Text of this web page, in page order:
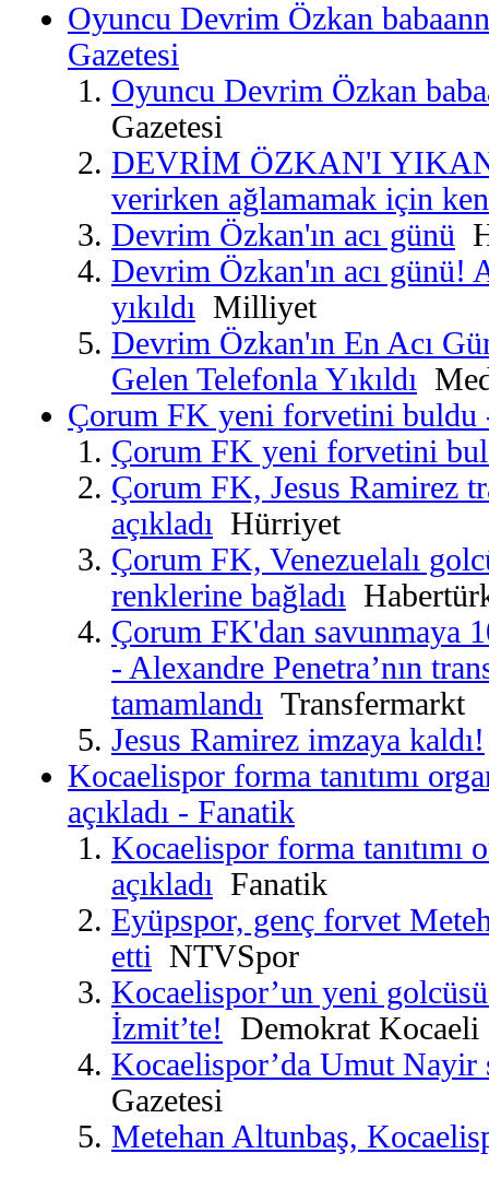
Oyuncu Devrim Özkan
Gazetesi
Oyuncu Devrim Özkan
Gazetesi
DEVRİM ÖZKAN'I
verirken ağlamamak için
Devrim Özkan'ın acı günü
Devrim Özkan'ın acı günü!
yıkıldı Milliyet
Devrim Özkan'ın En Acı
Gelen Telefonla Yıkıldı
Çorum FK yeni forvetini buldu
Çorum FK yeni forvetini
Çorum FK, Jesus Ramirez
açıkladı Hürriyet
Çorum FK, Venezuelalı
renklerine bağladı
Çorum FK'dan savunmaya
- Alexandre Penetra’nın
tamamlandı Transfermarkt
Jesus Ramirez imzaya kaldı!
Kocaelispor forma tanıtımı
açıkladı - Fanatik
Kocaelispor forma tanıtımı
açıkladı Fanatik
Eyüpspor, genç forvet
etti NTVSpor
Kocaelispor’un yeni
İzmit’te! Demokrat Kocaeli
Kocaelispor’da Umut Nayir
Gazetesi
Metehan Altunbaş,